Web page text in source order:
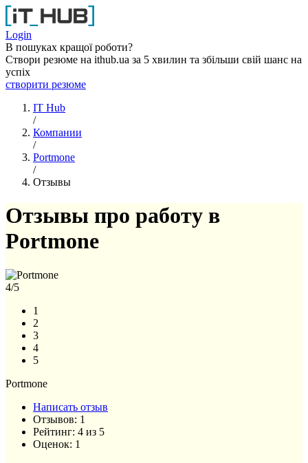
Перейти к основному содержанию
Login
В пошуках кращої роботи?
Створи резюме на ithub.ua за 5 хвилин та збільши свій шанс на
успіх
створити резюме
IT Hub
/
Компании
/
Portmone
/
Отзывы
Отзывы про работу в
Portmone
4/5
1
2
3
4
5
Portmone
Написать отзыв
Отзывов: 1
Рейтинг: 4 из 5
Оценок: 1